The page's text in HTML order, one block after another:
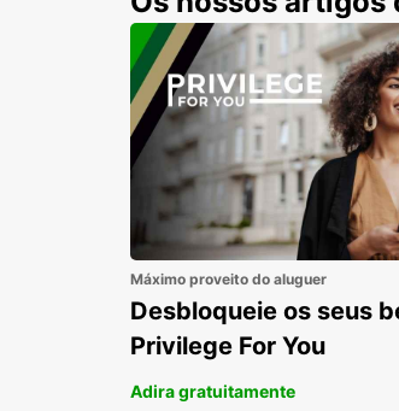
Máximo proveito do aluguer
Desbloqueie os seus
Privilege For You
Adira gratuitamente